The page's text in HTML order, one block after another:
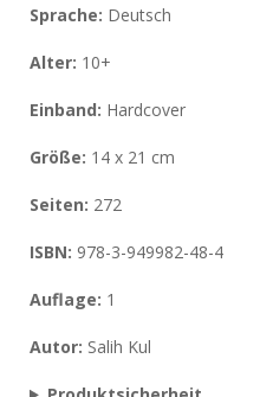
Sprache: Deutsch
Alter: 10+
Einband: Hardcover
Größe: 14 x 21 cm
Seiten: 272
ISBN: 978-3-949982-48-4
Auflage: 1
Autor: Salih Kul